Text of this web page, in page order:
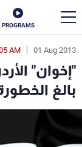
PROGRAMS
01 Aug 2013
AM
"إخوان"
بالغ
en
الأخبار
سياسة
إقتصاد